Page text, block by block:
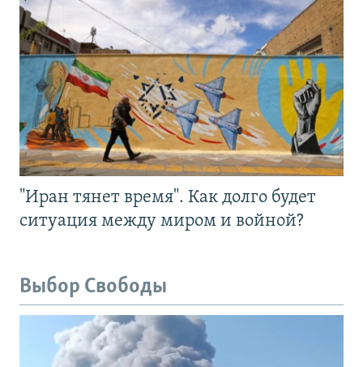
"Иран тянет время". Как долго будет
ситуация между миром и войной?
Выбор Свободы